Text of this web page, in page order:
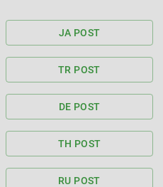
JA POST
TR POST
DE POST
TH POST
RU POST